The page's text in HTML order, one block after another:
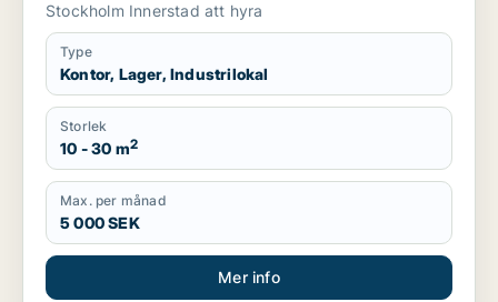
Stockholm Innerstad att hyra
Type
Kontor, Lager, Industrilokal
Storlek
10 - 30 m2
Max. per månad
5 000 SEK
Mer info